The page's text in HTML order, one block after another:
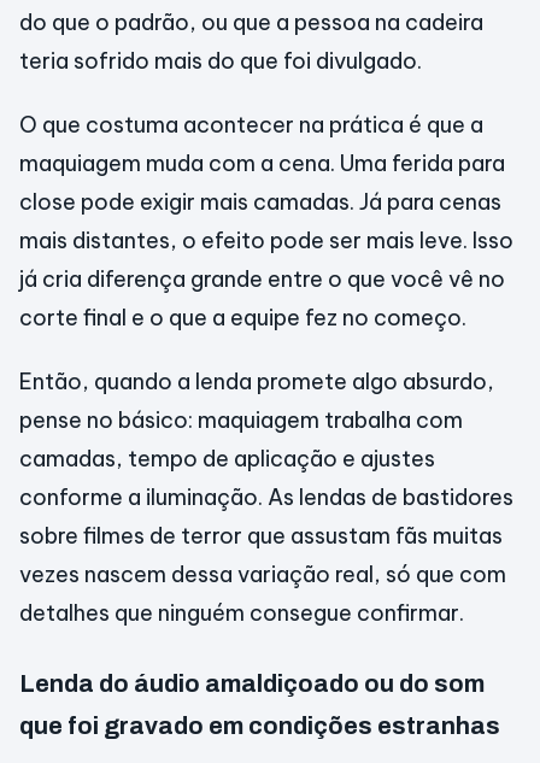
do que o padrão, ou que a pessoa na cadeira
teria sofrido mais do que foi divulgado.
O que costuma acontecer na prática é que a
maquiagem muda com a cena. Uma ferida para
close pode exigir mais camadas. Já para cenas
mais distantes, o efeito pode ser mais leve. Isso
já cria diferença grande entre o que você vê no
corte final e o que a equipe fez no começo.
Então, quando a lenda promete algo absurdo,
pense no básico: maquiagem trabalha com
camadas, tempo de aplicação e ajustes
conforme a iluminação. As lendas de bastidores
sobre filmes de terror que assustam fãs muitas
vezes nascem dessa variação real, só que com
detalhes que ninguém consegue confirmar.
Lenda do áudio amaldiçoado ou do som
que foi gravado em condições estranhas